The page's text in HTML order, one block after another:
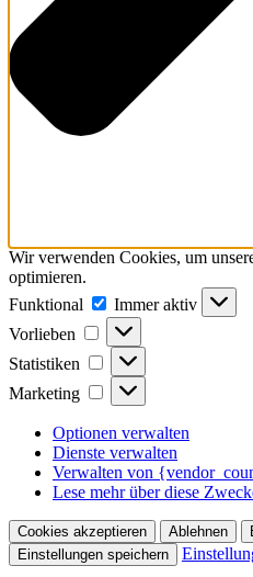
Wir verwenden Cookies, um
optimieren.
Funktional
Funktional
Immer aktiv
Vorlieben
Vorlieben
Statistiken Statistiken
Marketing Marketing
Optionen verwalten
Dienste verwalten
Verwalten von
Lese mehr über diese
Cookies akzeptieren Ablehnen
Einstellungen speichern